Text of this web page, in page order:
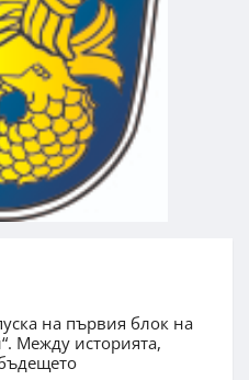
на първия блок на
Между историята,